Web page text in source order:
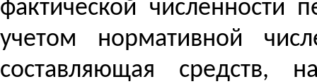
фактической численности
учетом нормативной
составляющая средств,